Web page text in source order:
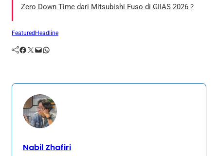
Zero Down Time dari Mitsubishi Fuso di GIIAS 2026 ?
Featured Headline
Facebook Twitter Mail WhatsApp
Nabil Zhafiri